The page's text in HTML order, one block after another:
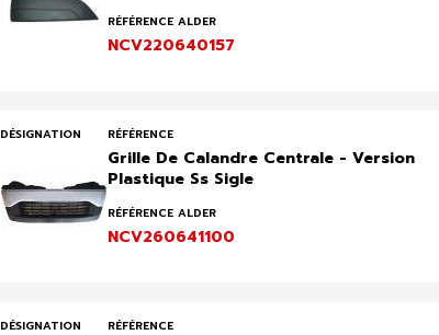
RÉFÉRENCE ALDER
NCV220640157
DÉSIGNATION RÉFÉRENCE
Grille De Calandre Centrale - Version
Plastique Ss Sigle
RÉFÉRENCE ALDER
NCV260641100
DÉSIGNATION RÉFÉRENCE